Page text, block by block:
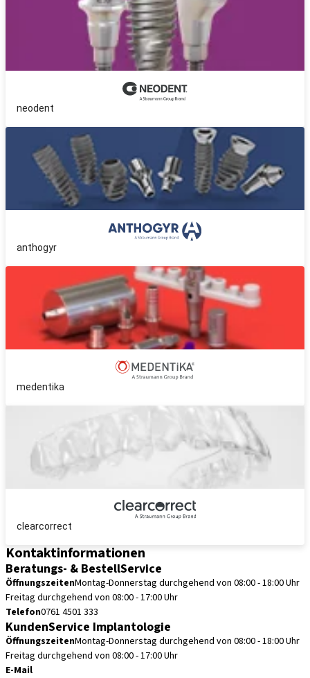
neodent
anthogyr
medentika
clearcorrect
Kontaktinformationen
Beratungs- & BestellService
ÖffnungszeitenMontag-Donnerstag durchgehend von 08:00 - 18:00 Uhr
Freitag durchgehend von 08:00 - 17:00 Uhr
Telefon0761 4501 333
KundenService Implantologie
ÖffnungszeitenMontag-Donnerstag durchgehend von 08:00 - 18:00 Uhr
Freitag durchgehend von 08:00 - 17:00 Uhr
E-Mail